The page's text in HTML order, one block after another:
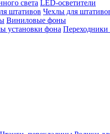
света LED-осветители
штативов Чехлы для
Виниловые фоны
установки фона Переходники